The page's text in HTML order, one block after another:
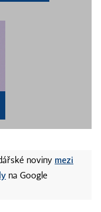
noviny mezi
na Google